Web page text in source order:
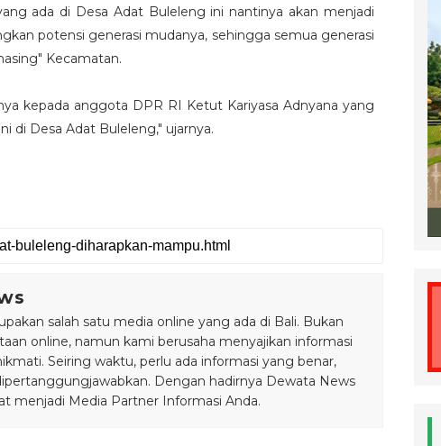
ada di Desa Adat Buleleng ini nantinya akan menjadi
potensi generasi mudanya, sehingga semua generasi
Kecamatan.
kepada anggota DPR RI Ketut Kariyasa Adnyana yang
di Desa Adat Buleleng," ujarnya.
salah satu media online yang ada di Bali. Bukan
online, namun kami berusaha menyajikan informasi
Seiring waktu, perlu ada informasi yang benar,
Dengan hadirnya Dewata News
menjadi Media Partner Informasi Anda.